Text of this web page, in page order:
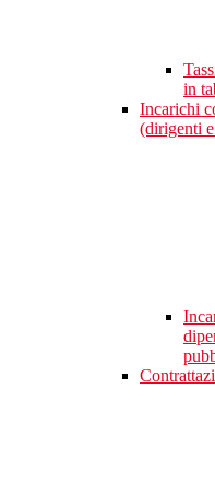
in
Incarichi
(dirigenti